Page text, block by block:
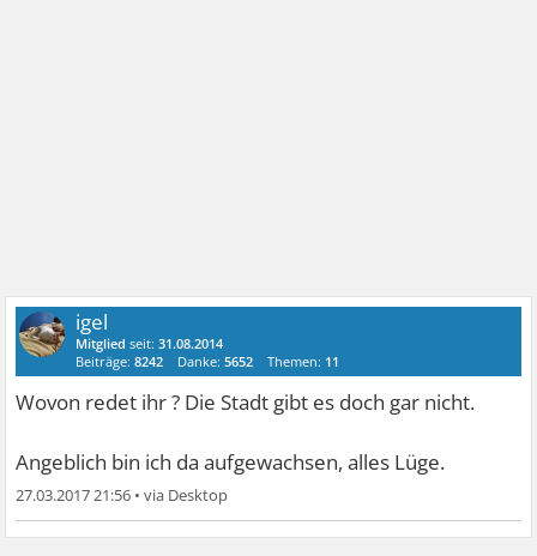
igel
Mitglied seit:31.08.2014
Beiträge:8242 Danke:5652 Themen: 11
Wovon redet ihr ? Die Stadt gibt es doch gar nicht.
Angeblich bin ich da aufgewachsen, alles Lüge.
27.03.2017 21:56 •